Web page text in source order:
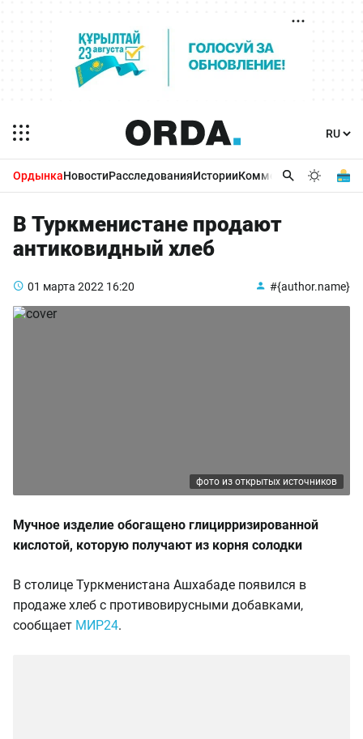
ОрдынкаНовостиРасследованияИсторииКомментарииБизнес
В Туркменистане продают
антиковидный хлеб
01 марта 2022 16:20 #{author.name}
фото из открытых источников
Мучное изделие обогащено глицирризированной
кислотой, которую получают из корня солодки
В столице Туркменистана Ашхабаде появился в
продаже хлеб с противовирусными добавками,
сообщает МИР24.